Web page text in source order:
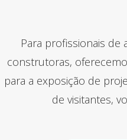
Para profissionais de
construtoras,
para a exposição de
de visitantes,